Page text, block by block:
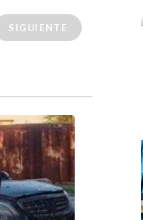
SIGUIENTE